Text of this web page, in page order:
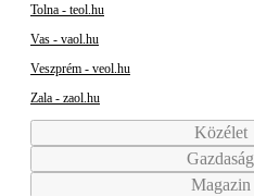
Tolna - teol.hu
Vas - vaol.hu
Veszprém - veol.hu
Zala - zaol.hu
Közélet
Gazdaság
Magazin